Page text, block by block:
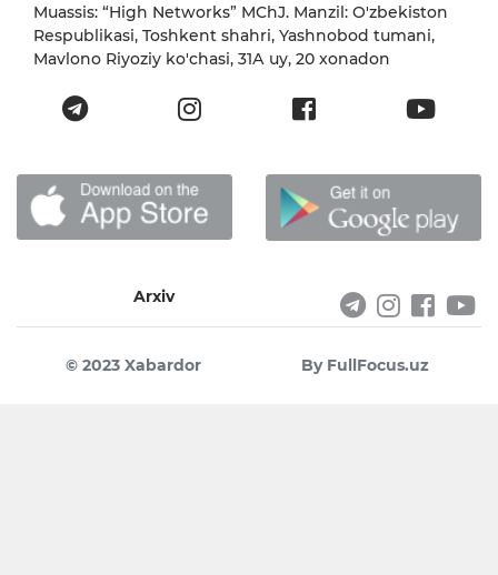
Muassis: “High Networks” MChJ. Manzil: O'zbekiston
Respublikasi, Toshkent shahri, Yashnobod tumani,
Mavlono Riyoziy ko'chasi, 31А uy, 20 xonadon
Arxiv
© 2023 Xabardor By FullFocus.uz